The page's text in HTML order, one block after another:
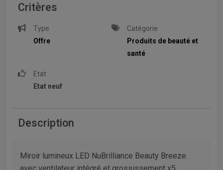
Critères
Type
Offre
Catégorie
Produits de beauté et
santé
Etat
Etat neuf
Description
Miroir lumineux LED NuBrilliance Beauty Breeze
avec ventilateur intégré et grossissement x5